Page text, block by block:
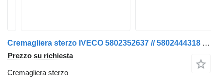
Cremagliera sterzo IVECO 5802352637 // 5802444318 ALLOGGIAMENTO STERZO GIORNALIERO 40.160 EURO 6 per camion
Prezzo su richiesta
Cremagliera sterzo